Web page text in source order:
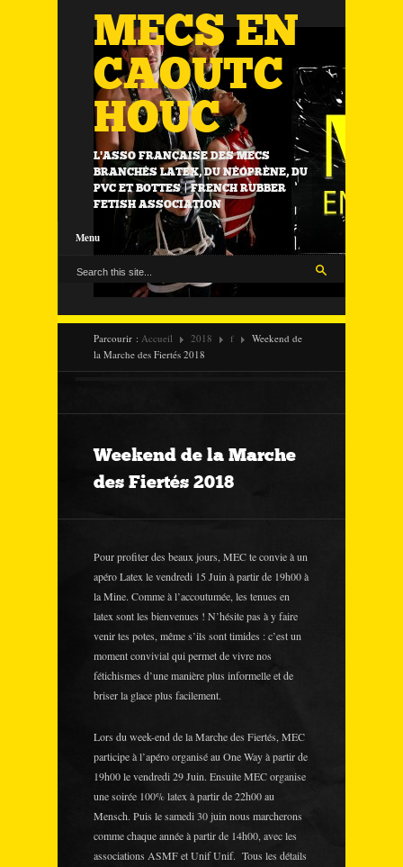
MECS EN
CAOUTC
HOUC
L'ASSO FRANÇAISE DES MECS
BRANCHÉS LATEX, DU NÉOPRÈNE, DU
PVC ET BOTTES | FRENCH RUBBER
FETISH ASSOCIATION
Menu
Parcourir : Accueil 2018 f
Weekend de
la Marche des Fiertés 2018
Weekend de la Marche
des Fiertés 2018
Pour profiter des beaux jours, MEC te convie à un
apéro Latex le vendredi 15 Juin à partir de 19h00 à
la Mine. Comme à l’accoutumée, les tenues en
latex sont les bienvenues ! N’hésite pas à y faire
venir tes potes, même s’ils sont timides : c’est un
moment convivial qui permet de vivre nos
fétichismes d’une manière plus informelle et de
briser la glace plus facilement.
Lors du week-end de la Marche des Fiertés, MEC
participe à l’apéro organisé au One Way à partir de
19h00 le vendredi 29 Juin. Ensuite MEC organise
une soirée 100% latex à partir de 22h00 au
Mensch. Puis le samedi 30 juin nous marcherons
comme chaque année à partir de 14h00, avec les
associations ASMF et Unif Unif. Tous les détails